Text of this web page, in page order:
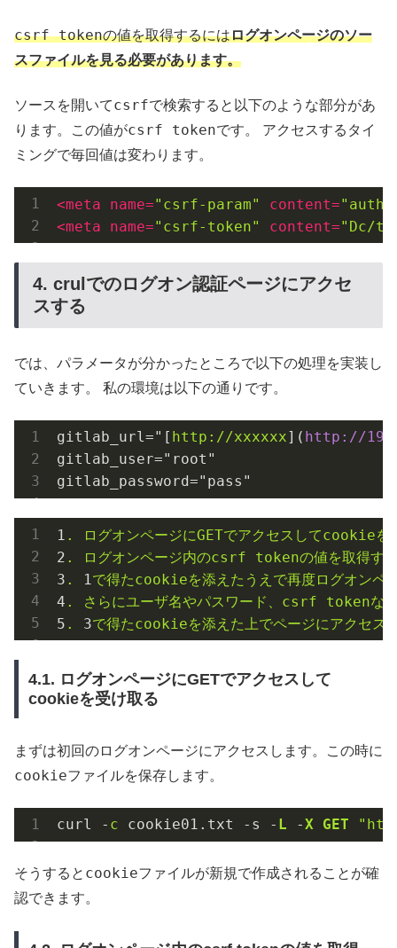
csrf tokenの値を取得するにはログオンページのソー
スファイルを見る必要があります。
ソースを開いてcsrfで検索すると以下のような部分があ
ります。この値がcsrf tokenです。 アクセスするタイ
ミングで毎回値は変わります。
<meta name="csrf-param" content=
<meta name="csrf-token" content="Dc/
4. crulでのログオン認証ページにアクセ
スする
では、パラメータが分かったところで以下の処理を実装し
ていきます。 私の環境は以下の通りです。
gitlab_url="[ http://xxxxxx]( http://
gitlab_user="root"
1 .
ログオンページにGETでアクセスしてcookieを
2 . ログオンページ内のcsrf
tokenの値を取得す
3 . 1 で得たcookieを添えたうえで再度ログオンペ
4 . さらにユーザ名やパスワード、csrf
tokenなど
5 . 3で得たcookieを添えた上でページにアクセス
4.1. ログオンページにGETでアクセスして
cookieを受け取る
まずは初回のログオンページにアクセスします。この時に
cookieファイルを保存します。
curl - c cookie01.txt -s - L -X GET
そうすると cookieファイルが新規で作成されることが確
認できます。